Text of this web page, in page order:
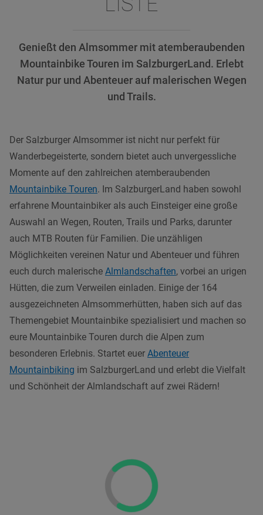
Genießt den Almsommer mit atemberaubenden
Mountainbike Touren im SalzburgerLand. Erlebt
Natur pur und Abenteuer auf malerischen Wegen
und Trails.
Der Salzburger Almsommer ist nicht nur perfekt für
Wanderbegeisterte, sondern bietet auch unvergessliche
Momente auf den zahlreichen atemberaubenden
Mountainbike Touren. Im SalzburgerLand haben sowohl
erfahrene Mountainbiker als auch Einsteiger eine große
Auswahl an Wegen, Routen, Trails und Parks, darunter
auch MTB Routen für Familien. Die unzähligen
Möglichkeiten vereinen Natur und Abenteuer und führen
euch durch malerische Almlandschaften, vorbei an urigen
Hütten, die zum Verweilen einladen. Einige der 164
ausgezeichneten Almsommerhütten, haben sich auf das
Themengebiet Mountainbike spezialisiert und machen so
eure Mountainbike Touren durch die Alpen zum
besonderen Erlebnis. Startet euer Abenteuer
Mountainbiking im SalzburgerLand und erlebt die Vielfalt
und Schönheit der Almlandschaft auf zwei Rädern!